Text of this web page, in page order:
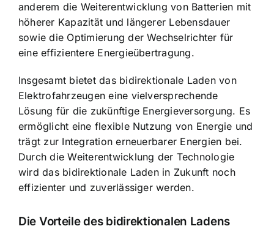
anderem die Weiterentwicklung von Batterien mit
höherer Kapazität und längerer Lebensdauer
sowie die Optimierung der Wechselrichter für
eine effizientere Energieübertragung.
Insgesamt bietet das bidirektionale Laden von
Elektrofahrzeugen eine vielversprechende
Lösung für die zukünftige Energieversorgung. Es
ermöglicht eine flexible Nutzung von Energie und
trägt zur Integration erneuerbarer Energien bei.
Durch die Weiterentwicklung der Technologie
wird das bidirektionale Laden in Zukunft noch
effizienter und zuverlässiger werden.
Die Vorteile des bidirektionalen Ladens